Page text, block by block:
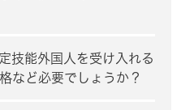
技能外国人を受け入れる
など必要でしょうか？